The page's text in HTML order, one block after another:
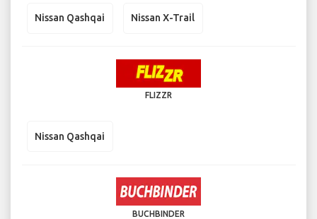
Nissan Qashqai Nissan X-Trail
FLIZZR
Nissan Qashqai
BUCHBINDER